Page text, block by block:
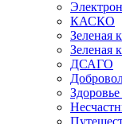
КАСКО
Зеленая
Зеленая
ДСАГО